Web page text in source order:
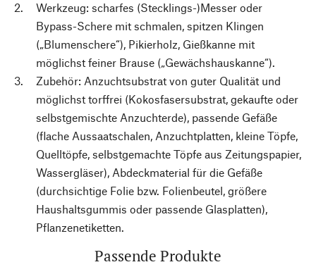
Werkzeug: scharfes (Stecklings-)Messer oder
Bypass-Schere mit schmalen, spitzen Klingen
(„Blumenschere“), Pikierholz, Gießkanne mit
möglichst feiner Brause („Gewächshauskanne“).
Zubehör: Anzuchtsubstrat von guter Qualität und
möglichst torffrei (Kokosfasersubstrat, gekaufte oder
selbstgemischte Anzuchterde), passende Gefäße
(flache Aussaatschalen, Anzuchtplatten, kleine Töpfe,
Quelltöpfe, selbstgemachte Töpfe aus Zeitungspapier,
Wassergläser), Abdeckmaterial für die Gefäße
(durchsichtige Folie bzw. Folienbeutel, größere
Haushaltsgummis oder passende Glasplatten),
Pflanzenetiketten.
Passende Produkte